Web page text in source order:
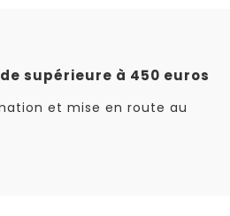
supérieure à 450 euros
et mise en route au